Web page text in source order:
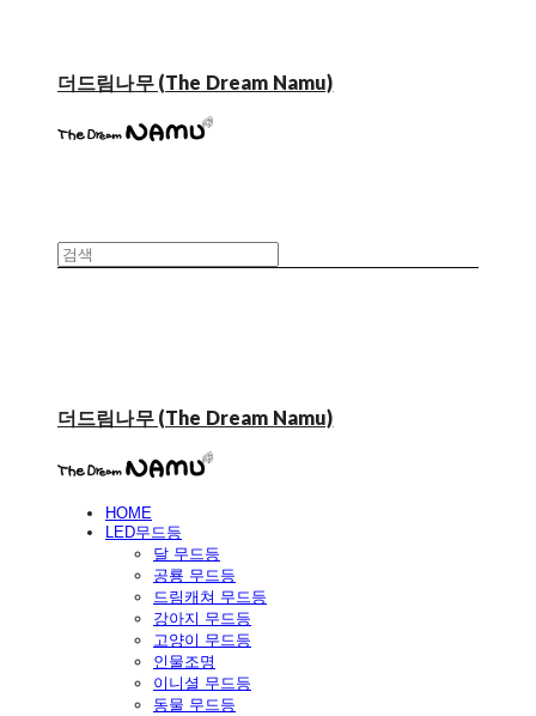
더드림나무 (The Dream Namu)
더드림나무 (The Dream Namu)
HOME
LED무드등
달 무드등
공룡 무드등
드림캐쳐 무드등
강아지 무드등
고양이 무드등
인물조명
이니셜 무드등
동물 무드등